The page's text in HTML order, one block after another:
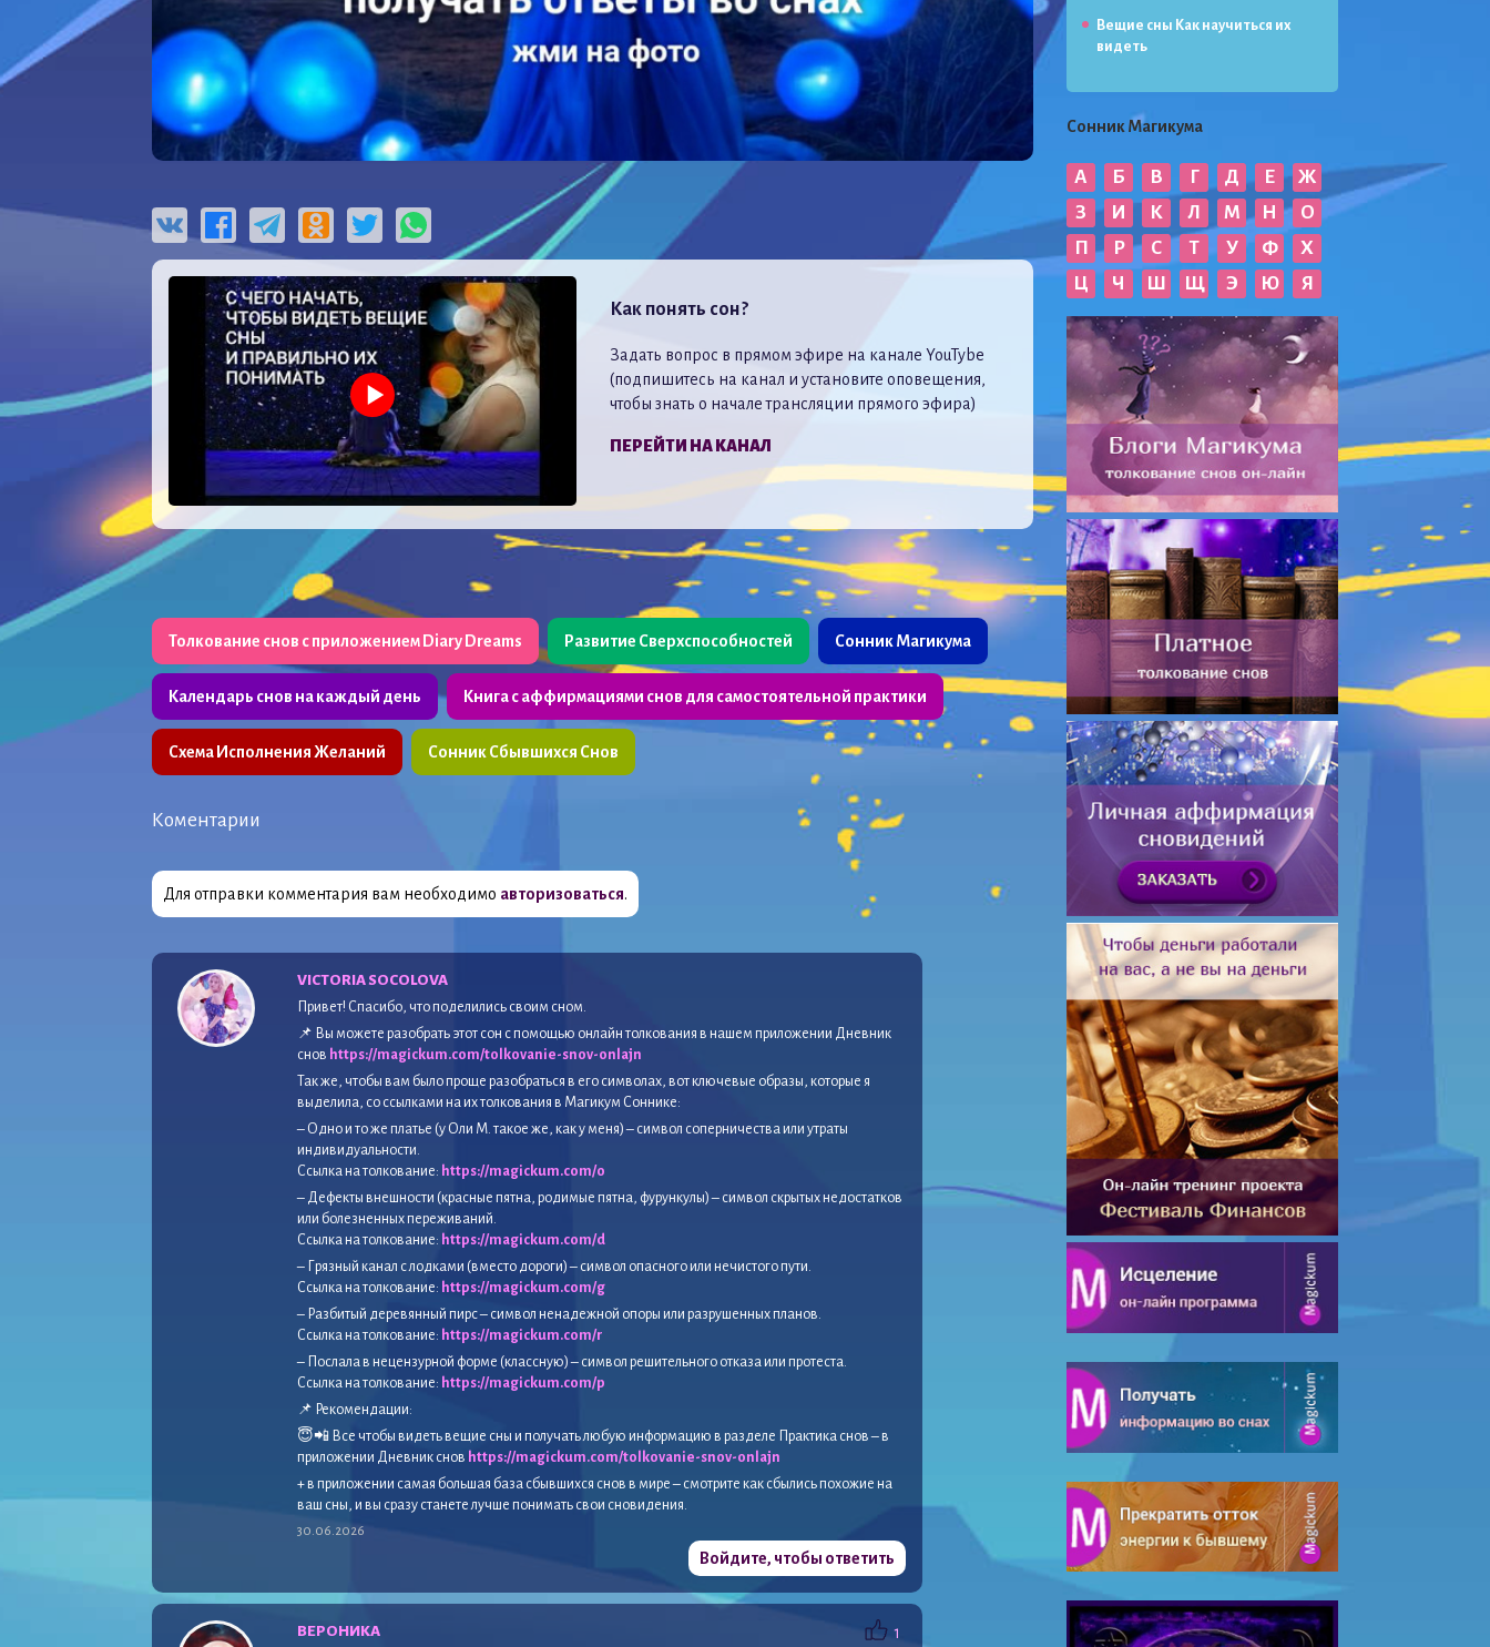
Как понять сон?
Задать вопрос в прямом эфире на канале YouTybe
(подпишитесь на канал и установите оповещения,
чтобы знать о начале трансляции прямого эфира)
ПЕРЕЙТИ НА КАНАЛ
Толкование снов с приложением Diary Dreams Развитие Сверхспособностей Сонник Магикума
Календарь снов на каждый день Книга с аффирмациями снов для самостоятельной практики
Схема Исполнения Желаний Сонник Сбывшихся Снов
Коментарии
Для отправки комментария вам необходимо авторизоваться.
VICTORIA SOCOLOVA
Привет! Спасибо, что поделились своим сном.
📌 Вы можете разобрать этот сон с помощью онлайн толкования в нашем приложении Дневник
снов https://magickum.com/tolkovanie-snov-onlajn
Так же, чтобы вам было проще разобраться в его символах, вот ключевые образы, которые я
выделила, со ссылками на их толкования в Магикум Соннике:
– Одно и то же платье (у Оли М. такое же, как у меня) – символ соперничества или утраты
индивидуальности.
Ссылка на толкование: https://magickum.com/o
– Дефекты внешности (красные пятна, родимые пятна, фурункулы) – символ скрытых недостатков
или болезненных переживаний.
Ссылка на толкование: https://magickum.com/d
– Грязный канал с лодками (вместо дороги) – символ опасного или нечистого пути.
Ссылка на толкование: https://magickum.com/g
– Разбитый деревянный пирс – символ ненадежной опоры или разрушенных планов.
Ссылка на толкование: https://magickum.com/r
– Послала в нецензурной форме (классную) – символ решительного отказа или протеста.
Ссылка на толкование: https://magickum.com/p
📌 Рекомендации:
😇📲 Все чтобы видеть вещие сны и получать любую информацию в разделе Практика снов – в
приложении Дневник снов https://magickum.com/tolkovanie-snov-onlajn
+ в приложении самая большая база сбывшихся снов в мире – смотрите как сбылись похожие на
ваш сны, и вы сразу станете лучше понимать свои сновидения.
30.06.2026
Войдите, чтобы ответить
1
ВЕРОНИКА
Вещие сны Как научиться их
видеть
Сонник Магикума
А Б В Г Д Е
Ж
З
И К Л М Н
О
П
Р С Т У Ф
Х
Ц
Ч Ш Щ Э Ю Я